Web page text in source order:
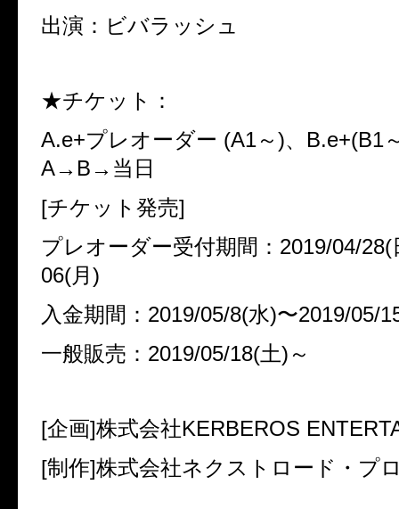
出演：ビバラッシュ
★チケット：
A.e+プレオーダー (A1～)、
A→B→当日
[チケット発売]
プレオーダー受付期間：2019/04/28(
06(月)
入金期間：2019/05/8(水)〜2019/05/
一般販売：2019/05/18(土)～
[企画]株式会社KERBEROS
[制作]株式会社ネクストロード・プ